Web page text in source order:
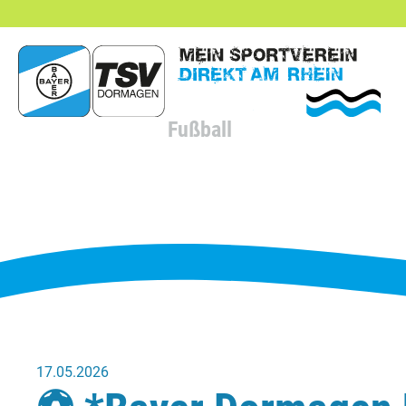
Fußball
17.05.2026